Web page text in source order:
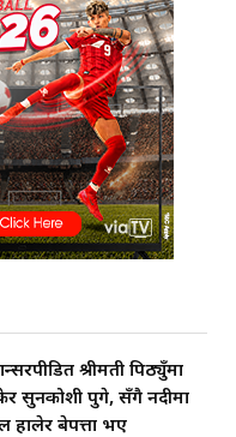
श्रीमती पिठ्युँमा
सुनकोशी पुगे, सँगै नदीमा
हालेर बेपत्ता भए